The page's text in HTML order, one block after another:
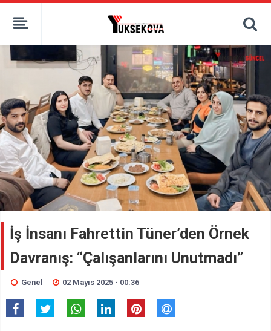
kaçak bahis
deneme bonusu
canlı bahis siteleri
deneme bonusu veren siteler
porno izle
İş İnsanı Fahrettin Tüner’den Örnek
Davranış: “Çalışanlarını Unutmadı”
Genel 02 Mayıs 2025 - 00:36